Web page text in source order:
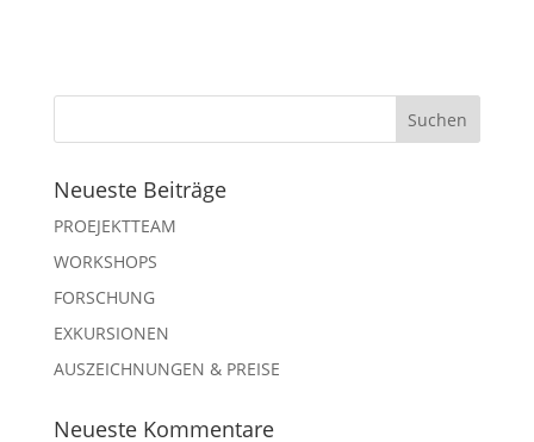
Neueste Beiträge
PROEJEKTTEAM
WORKSHOPS
FORSCHUNG
EXKURSIONEN
AUSZEICHNUNGEN & PREISE
Neueste Kommentare